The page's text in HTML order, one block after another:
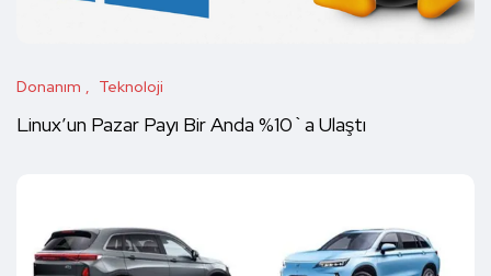
Donanım Teknoloji
Linux’un Pazar Payı Bir Anda %10`a Ulaştı